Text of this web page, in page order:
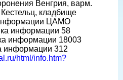
Венгрия, варм.
кладбище
ЦАМО
информации 58
информации 18003
информации 312
html/info.htm?